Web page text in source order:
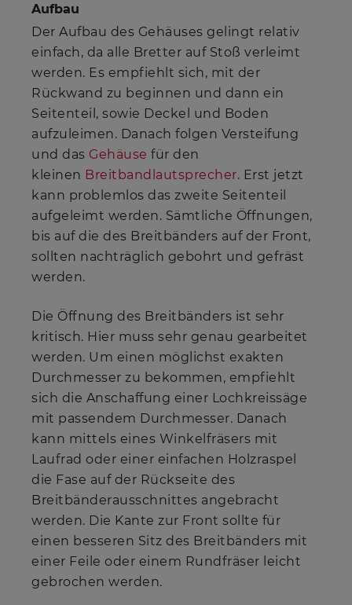
Aufbau
Der Aufbau des Gehäuses gelingt relativ
einfach, da alle Bretter auf Stoß verleimt
werden. Es empfiehlt sich, mit der
Rückwand zu beginnen und dann ein
Seitenteil, sowie Deckel und Boden
aufzuleimen. Danach folgen Versteifung
und das Gehäuse für den
kleinen Breitbandlautsprecher. Erst jetzt
kann problemlos das zweite Seitenteil
aufgeleimt werden. Sämtliche Öffnungen,
bis auf die des Breitbänders auf der Front,
sollten nachträglich gebohrt und gefräst
werden.
Die Öffnung des Breitbänders ist sehr
kritisch. Hier muss sehr genau gearbeitet
werden. Um einen möglichst exakten
Durchmesser zu bekommen, empfiehlt
sich die Anschaffung einer Lochkreissäge
mit passendem Durchmesser. Danach
kann mittels eines Winkelfräsers mit
Laufrad oder einer einfachen Holzraspel
die Fase auf der Rückseite des
Breitbänderausschnittes angebracht
werden. Die Kante zur Front sollte für
einen besseren Sitz des Breitbänders mit
einer Feile oder einem Rundfräser leicht
gebrochen werden.